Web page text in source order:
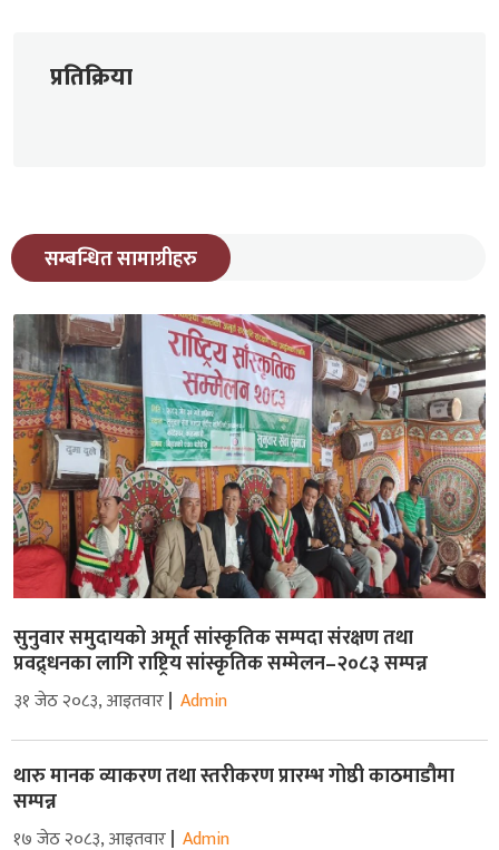
प्रतिक्रिया
सम्बन्धित सामाग्रीहरु
सुनुवार समुदायको अमूर्त सांस्कृतिक सम्पदा संरक्षण तथा
प्रवद्र्धनका लागि राष्ट्रिय सांस्कृतिक सम्मेलन–२०८३ सम्पन्न
३१ जेठ २०८३, आइतवार Admin
थारु मानक व्याकरण तथा स्तरीकरण प्रारम्भ गोष्ठी काठमाडौमा
सम्पन्न
१७ जेठ २०८३, आइतवार Admin